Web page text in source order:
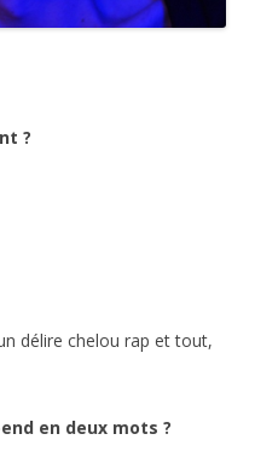
?
délire chelou rap et tout,
en deux mots ?